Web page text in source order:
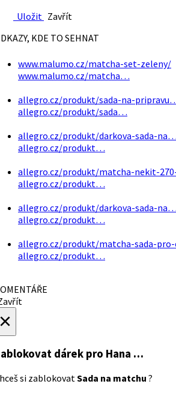
Uložit Zavřít
KDE TO SEHNAT
www.malumo.cz/matcha-set-zeleny/
www.malumo.cz/matcha…
allegro.cz/produkt/sada-na-
allegro.cz/produkt/sada…
allegro.cz/produkt/darkova-sada-na…
allegro.cz/produkt…
allegro.cz/produkt/matcha-nekit-
allegro.cz/produkt…
allegro.cz/produkt/darkova-sada-na…
allegro.cz/produkt…
allegro.cz/produkt/matcha-sada-
allegro.cz/produkt…
dárek pro Hana …
si zablokovatSada na matchu ?